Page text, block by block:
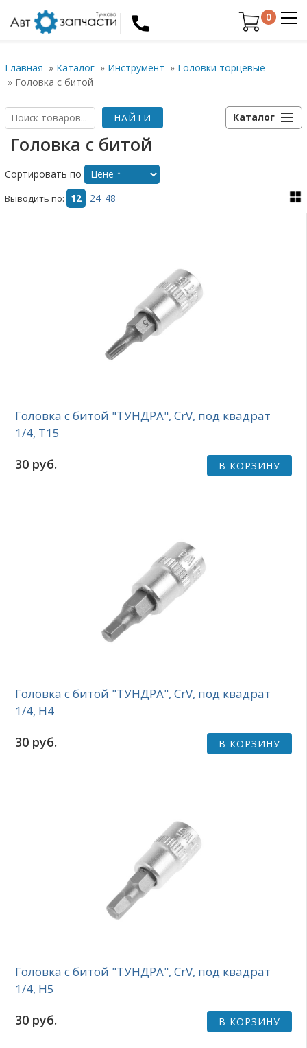
0
Главная » Каталог » Инструмент » Головки торцевые
» Головка с битой
Каталог
Головка с битой
Сортировать по
Выводить по:
12 24 48
Головка с битой "ТУНДРА", CrV, под квадрат
1/4, Т15
30 руб. В КОРЗИНУ
Головка с битой "ТУНДРА", CrV, под квадрат
1/4, H4
30 руб. В КОРЗИНУ
Головка с битой "ТУНДРА", CrV, под квадрат
1/4, H5
30 руб. В КОРЗИНУ